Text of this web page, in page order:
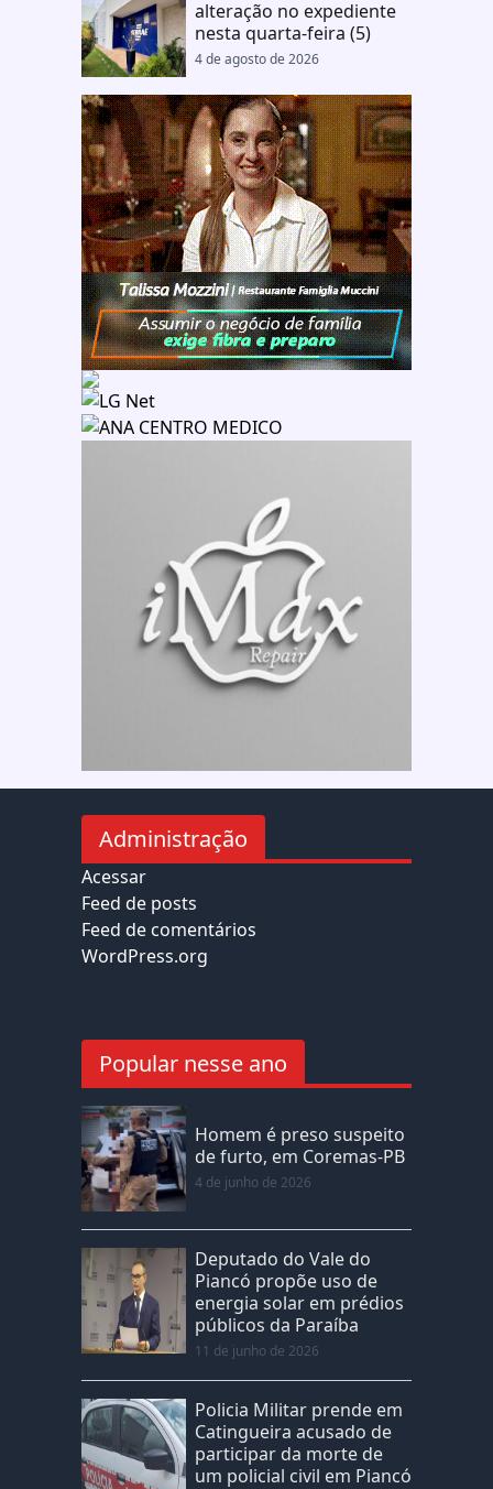
alteração no expediente
nesta quarta-feira (5)
4 de agosto de 2026
Administração
Acessar
Feed de posts
Feed de comentários
WordPress.org
Popular nesse ano
Homem é preso suspeito
de furto, em Coremas-PB
4 de junho de 2026
Deputado do Vale do
Piancó propõe uso de
energia solar em prédios
públicos da Paraíba
11 de junho de 2026
Policia Militar prende em
Catingueira acusado de
participar da morte de
um policial civil em Piancó